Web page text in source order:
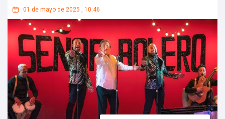
01 de mayo de 2025 , 10:46